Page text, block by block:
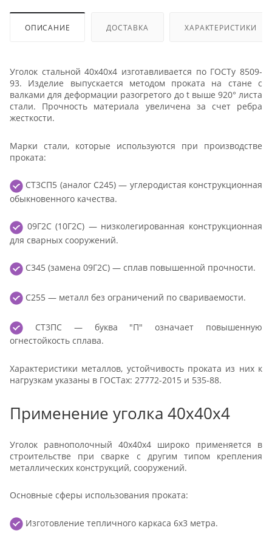
ОПИСАНИЕ ДОСТАВКА ХАРАКТЕРИСТИКИ
Уголок стальной 40х40х4 изготавливается по ГОСТу 8509-
93. Изделие выпускается методом проката на стане с
валками для деформации разогретого до t выше 920° листа
стали. Прочность материала увеличена за счет ребра
жесткости.
Марки стали, которые используются при производстве
проката:
СТ3СП5 (аналог С245) — углеродистая конструкционная
обыкновенного качества.
09Г2С (10Г2С) — низколегированная конструкционная
для сварных сооружений.
С345 (замена 09Г2С) — сплав повышенной прочности.
С255 — металл без ограничений по свариваемости.
СТ3ПС — буква "П" означает повышенную
огнестойкость сплава.
Характеристики металлов, устойчивость проката из них к
нагрузкам указаны в ГОСТах: 27772-2015 и 535-88.
Применение уголка 40х40х4
Уголок равнополочный 40х40х4 широко применяется в
строительстве при сварке с другим типом крепления
металлических конструкций, сооружений.
Основные сферы использования проката:
Изготовление тепличного каркаса 6х3 метра.